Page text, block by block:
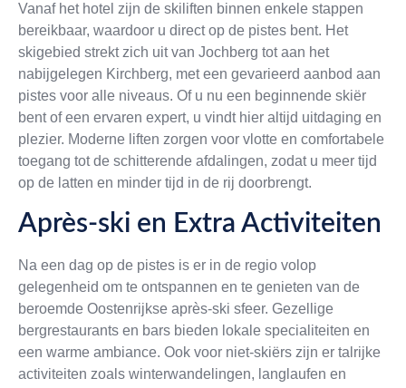
Vanaf het hotel zijn de skiliften binnen enkele stappen
bereikbaar, waardoor u direct op de pistes bent. Het
skigebied strekt zich uit van Jochberg tot aan het
nabijgelegen Kirchberg, met een gevarieerd aanbod aan
pistes voor alle niveaus. Of u nu een beginnende skiër
bent of een ervaren expert, u vindt hier altijd uitdaging en
plezier. Moderne liften zorgen voor vlotte en comfortabele
toegang tot de schitterende afdalingen, zodat u meer tijd
op de latten en minder tijd in de rij doorbrengt.
Après-ski en Extra Activiteiten
Na een dag op de pistes is er in de regio volop
gelegenheid om te ontspannen en te genieten van de
beroemde Oostenrijkse après-ski sfeer. Gezellige
bergrestaurants en bars bieden lokale specialiteiten en
een warme ambiance. Ook voor niet-skiërs zijn er talrijke
activiteiten zoals winterwandelingen, langlaufen en